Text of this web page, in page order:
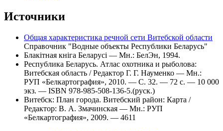
Источники
Общая характеристика речной сети Витебской области
Справочник "Водные объекты Республики Беларусь"
Блакiтная кнiга Беларусi — Мн.: БелЭн, 1994.
Республика Беларусь. Атлас охотника и рыболова:
Витебская область / Редактор Г. Г. Науменко — Мн.:
РУП «Белкартография», 2010. — С. 32. — 72 с. — 10 000
экз. — ISBN 978-985-508-136-5.(руск.)
Витебск: План города. Витебский район: Карта /
Редактор: В. А. Змачинская — Мн.: РУП
«Белкартография», 2009. — 4611